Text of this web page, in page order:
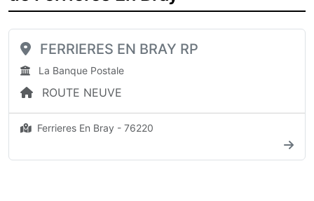
FERRIERES EN BRAY RP
La Banque Postale
ROUTE NEUVE
Ferrieres En Bray - 76220